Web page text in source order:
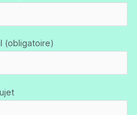
(obligatoire)